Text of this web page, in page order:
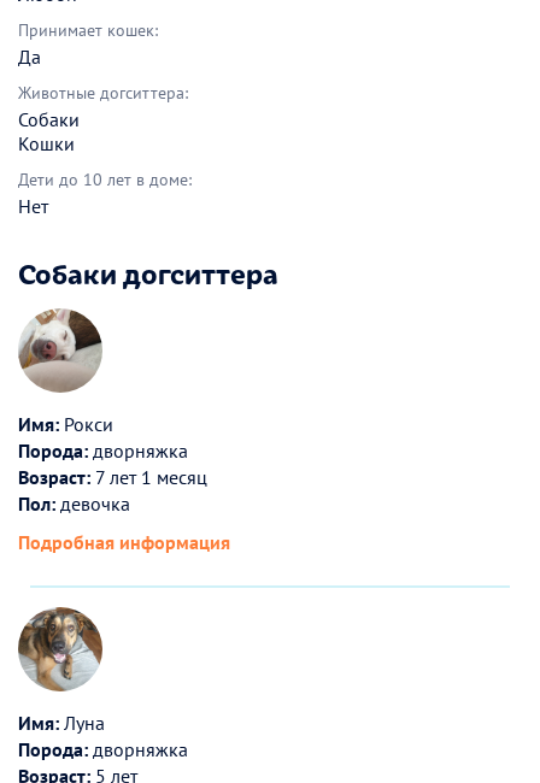
Принимает кошек:
Да
Животные догситтера:
Собаки
Кошки
Дети до 10 лет в доме:
Нет
Собаки догситтера
Имя: Рокси
Порода: дворняжка
Возраст: 7 лет 1 месяц
Пол: девочка
Подробная информация
Имя: Луна
Порода: дворняжка
Возраст: 5 лет